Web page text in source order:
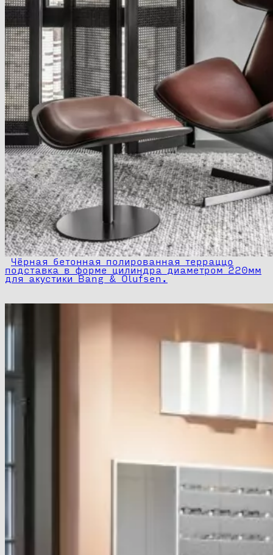
Чёрная бетонная полированная терраццо
подставка в форме цилиндра диаметром 220мм
для акустики Bang & Olufsen.